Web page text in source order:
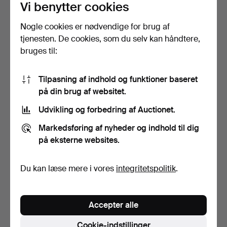
DORA JUNG. TEGNING, til
hørdamasktapetet D…
Opnåede hammerslag 31 okt
1.966 USD
HUGO BACKMANSSON.
sittande modell, signera…
174 USD
Vi benytter cookies
Nogle cookies er nødvendige for brug af
tjenesten. De cookies, som du selv kan håndtere,
bruges til:
Tilpasning af indhold og funktioner baseret
på din brug af websitet.
Udvikling og forbedring af Auctionet.
Markedsføring af nyheder og indhold til dig
på eksterne websites.
Du kan læse mere i vores integritetspolitik.
Accepter alle